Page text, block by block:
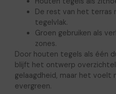
De rest van het terras
tegelvlak.
Groen gebruiken als
zones.
Door houten tegels als één
blijft het ontwerp
gelaagdheid, maar het voelt
evergreen.